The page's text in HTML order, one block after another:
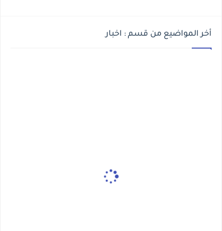
أخر المواضيع من قسم : اخبار